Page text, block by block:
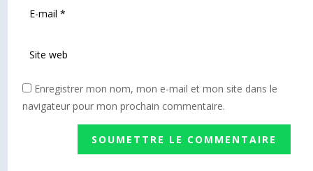
Enregistrer mon nom, mon e-mail et mon site dans le
navigateur pour mon prochain commentaire.
SOUMETTRE LE COMMENTAIRE